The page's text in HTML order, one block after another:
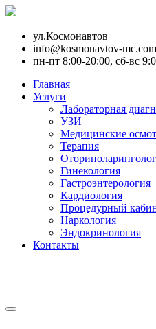
ул.Космонавтов
info@kosmonavtov-mc.com
пн-пт 8:00-20:00, сб-вс
Главная
Услуги
Лабораторная
УЗИ
Медицинские
Терапия
Гинекология
Гастроэнтерология
Кардиология
Процедурный
Наркология
Эндокринология
Контакты